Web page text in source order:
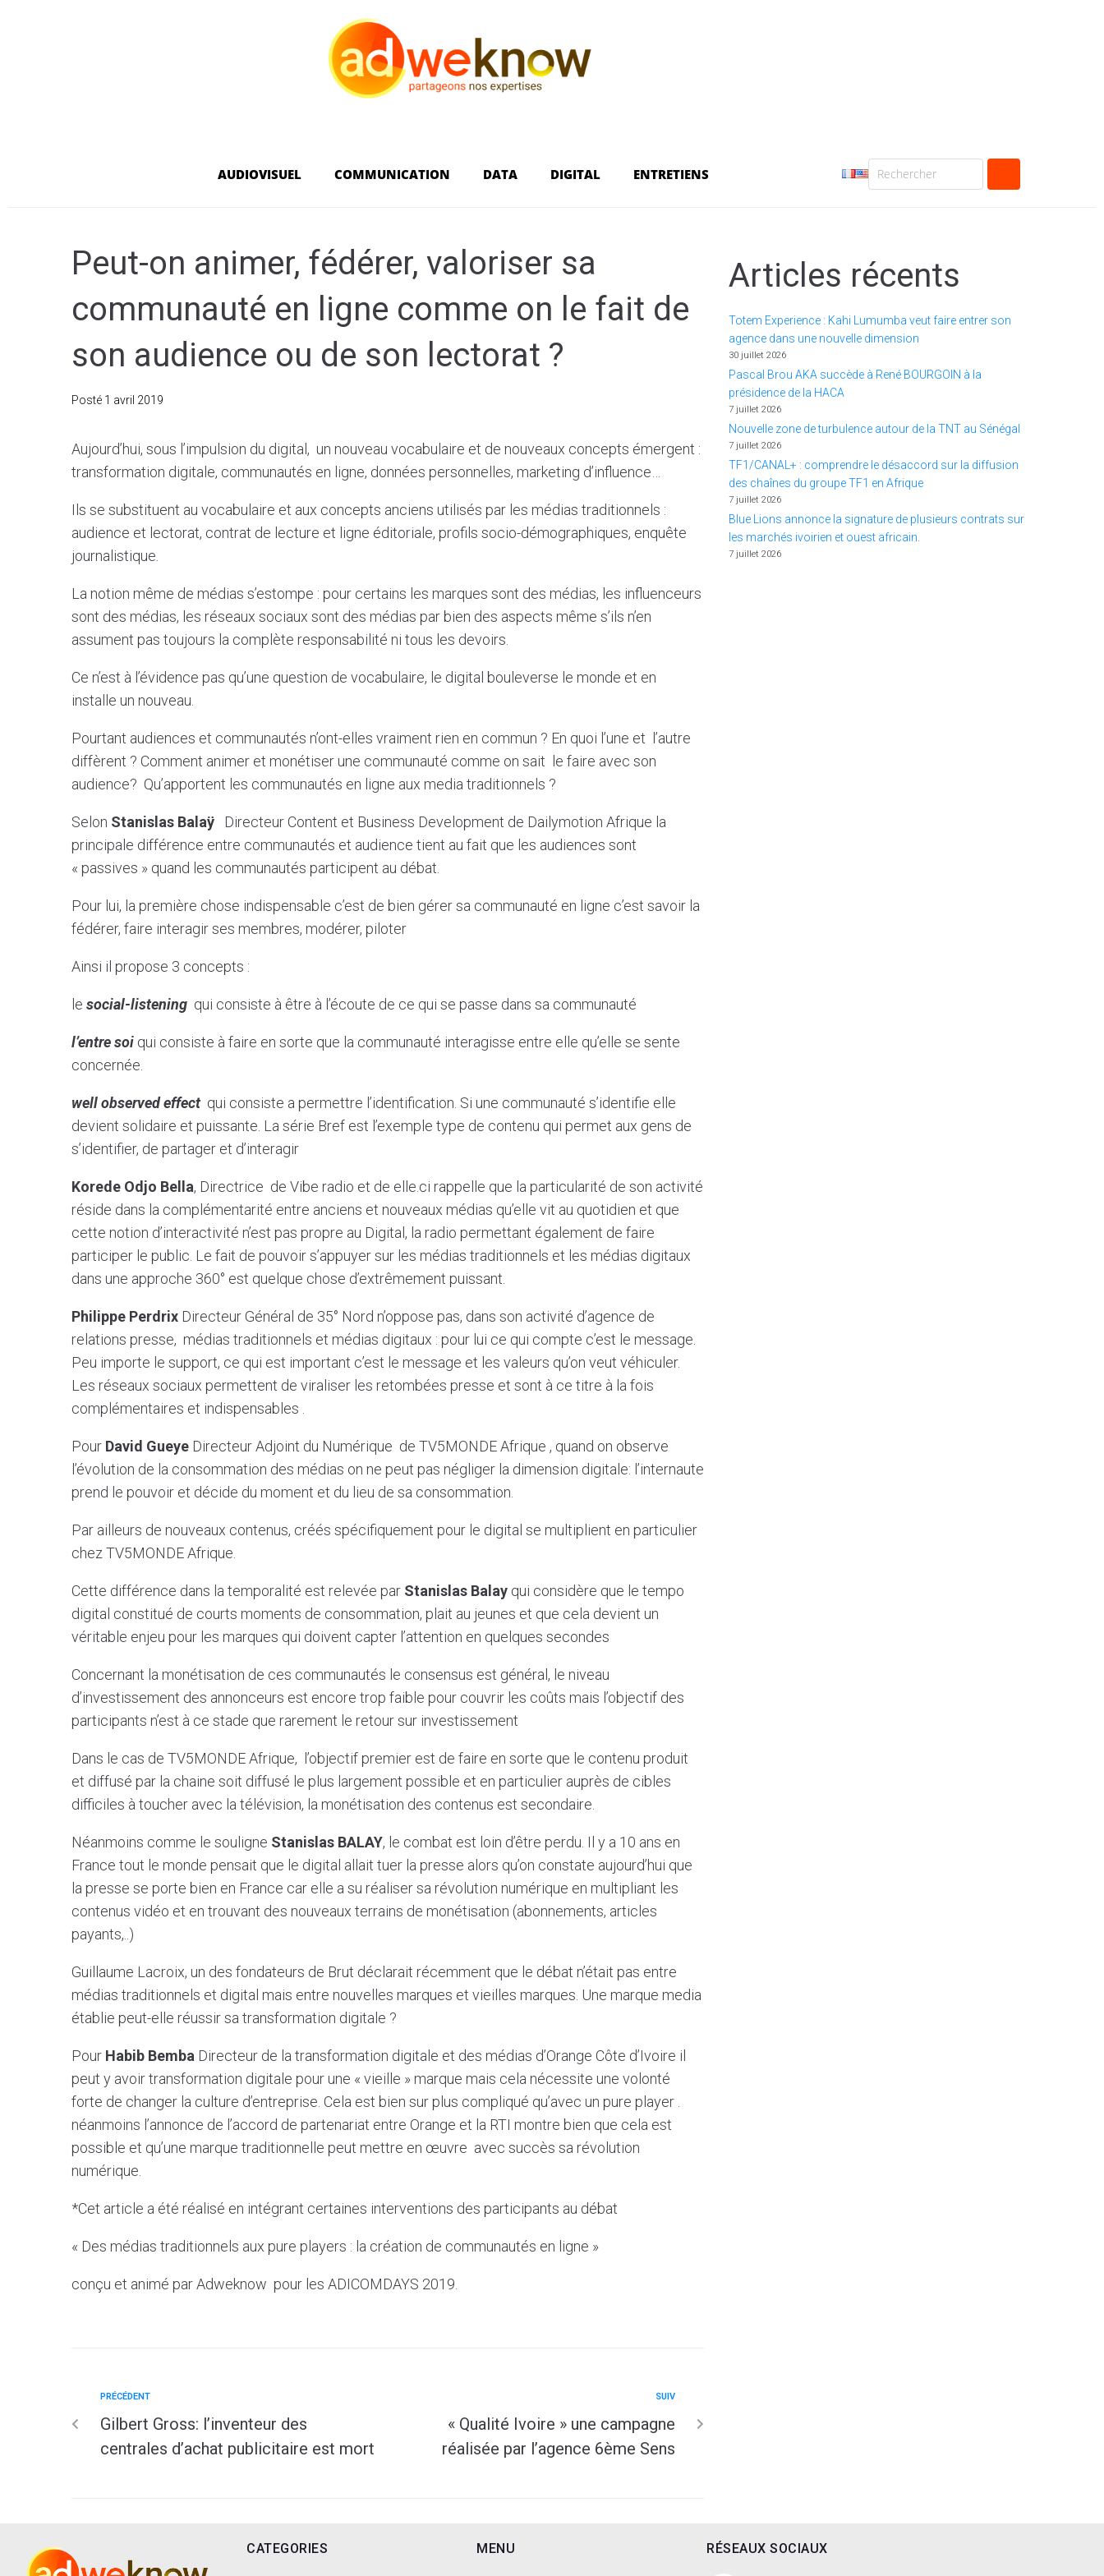
AUDIOVISUEL COMMUNICATION DATA DIGITAL ENTRETIENS
Peut-on animer, fédérer, valoriser sa
communauté en ligne comme on le fait de
son audience ou de son lectorat ?
Posté 1 avril 2019
Aujourd’hui, sous l’impulsion du digital, un nouveau vocabulaire et de nouveaux concepts émergent :
transformation digitale, communautés en ligne, données personnelles, marketing d’influence…
Ils se substituent au vocabulaire et aux concepts anciens utilisés par les médias traditionnels :
audience et lectorat, contrat de lecture et ligne éditoriale, profils socio-démographiques, enquête
journalistique.
La notion même de médias s’estompe : pour certains les marques sont des médias, les influenceurs
sont des médias, les réseaux sociaux sont des médias par bien des aspects même s’ils n’en
assument pas toujours la complète responsabilité ni tous les devoirs.
Ce n’est à l’évidence pas qu’une question de vocabulaire, le digital bouleverse le monde et en
installe un nouveau.
Pourtant audiences et communautés n’ont-elles vraiment rien en commun ? En quoi l’une et l’autre
diffèrent ? Comment animer et monétiser une communauté comme on sait le faire avec son
audience? Qu’apportent les communautés en ligne aux media traditionnels ?
Selon Stanislas Balaÿ Directeur Content et Business Development de Dailymotion Afrique la
principale différence entre communautés et audience tient au fait que les audiences sont
« passives » quand les communautés participent au débat.
Pour lui, la première chose indispensable c’est de bien gérer sa communauté en ligne c’est savoir la
fédérer, faire interagir ses membres, modérer, piloter
Ainsi il propose 3 concepts :
le social-listening qui consiste à être à l’écoute de ce qui se passe dans sa communauté
l’entre soi qui consiste à faire en sorte que la communauté interagisse entre elle qu’elle se sente
concernée.
well observed effectqui consiste a permettre l’identification. Si une communauté s’identifie elle
devient solidaire et puissante. La série Bref est l’exemple type de contenu qui permet aux gens de
s’identifier, de partager et d’interagir
Korede Odjo Bella, Directrice de Vibe radio et de elle.ci rappelle que la particularité de son activité
réside dans la complémentarité entre anciens et nouveaux médias qu’elle vit au quotidien et que
cette notion d’interactivité n’est pas propre au Digital, la radio permettant également de faire
participer le public. Le fait de pouvoir s’appuyer sur les médias traditionnels et les médias digitaux
dans une approche 360° est quelque chose d’extrêmement puissant.
Philippe Perdrix Directeur Général de 35° Nord n’oppose pas, dans son activité d’agence de
relations presse, médias traditionnels et médias digitaux : pour lui ce qui compte c’est le message.
Peu importe le support, ce qui est important c’est le message et les valeurs qu’on veut véhiculer.
Les réseaux sociaux permettent de viraliser les retombées presse et sont à ce titre à la fois
complémentaires et indispensables .
Pour David Gueye Directeur Adjoint du Numérique de TV5MONDE Afrique , quand on observe
l’évolution de la consommation des médias on ne peut pas négliger la dimension digitale: l’internaute
prend le pouvoir et décide du moment et du lieu de sa consommation.
Par ailleurs de nouveaux contenus, créés spécifiquement pour le digital se multiplient en particulier
chez TV5MONDE Afrique.
Cette différence dans la temporalité est relevée par Stanislas Balay qui considère que le tempo
digital constitué de courts moments de consommation, plait au jeunes et que cela devient un
véritable enjeu pour les marques qui doivent capter l’attention en quelques secondes
Concernant la monétisation de ces communautés le consensus est général, le niveau
d’investissement des annonceurs est encore trop faible pour couvrir les coûts mais l’objectif des
participants n’est à ce stade que rarement le retour sur investissement
Dans le cas de TV5MONDE Afrique, l’objectif premier est de faire en sorte que le contenu produit
et diffusé par la chaine soit diffusé le plus largement possible et en particulier auprès de cibles
difficiles à toucher avec la télévision, la monétisation des contenus est secondaire.
Néanmoins comme le souligne Stanislas BALAY, le combat est loin d’être perdu. Il y a 10 ans en
France tout le monde pensait que le digital allait tuer la presse alors qu’on constate aujourd’hui que
la presse se porte bien en France car elle a su réaliser sa révolution numérique en multipliant les
contenus vidéo et en trouvant des nouveaux terrains de monétisation (abonnements, articles
payants,..)
Guillaume Lacroix, un des fondateurs de Brut déclarait récemment que le débat n’était pas entre
médias traditionnels et digital mais entre nouvelles marques et vieilles marques. Une marque media
établie peut-elle réussir sa transformation digitale ?
Pour Habib Bemba Directeur de la transformation digitale et des médias d’Orange Côte d’Ivoire il
peut y avoir transformation digitale pour une « vieille » marque mais cela nécessite une volonté
forte de changer la culture d’entreprise. Cela est bien sur plus compliqué qu’avec un pure player .
néanmoins l’annonce de l’accord de partenariat entre Orange et la RTI montre bien que cela est
possible et qu’une marque traditionnelle peut mettre en œuvre avec succès sa révolution
numérique.
*Cet article a été réalisé en intégrant certaines interventions des participants au débat
« Des médias traditionnels aux pure players : la création de communautés en ligne »
conçu et animé par Adweknow pour les ADICOMDAYS 2019.
PRÉCÉDENT
Gilbert Gross: l’inventeur des
centrales d’achat publicitaire est mort
SUIV
« Qualité Ivoire » une campagne
réalisée par l’agence 6ème Sens
Articles récents
Totem Experience : Kahi Lumumba veut faire entrer son
agence dans une nouvelle dimension
30 juillet 2026
Pascal Brou AKA succède à René BOURGOIN à la
présidence de la HACA
7 juillet 2026
Nouvelle zone de turbulence autour de la TNT au Sénégal
7 juillet 2026
TF1/CANAL+ : comprendre le désaccord sur la diffusion
des chaînes du groupe TF1 en Afrique
7 juillet 2026
Blue Lions annonce la signature de plusieurs contrats sur
les marchés ivoirien et ouest africain.
7 juillet 2026
CATEGORIES MENU RÉSEAUX SOCIAUX